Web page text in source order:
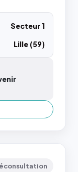
Secteur 1
Lille (59)